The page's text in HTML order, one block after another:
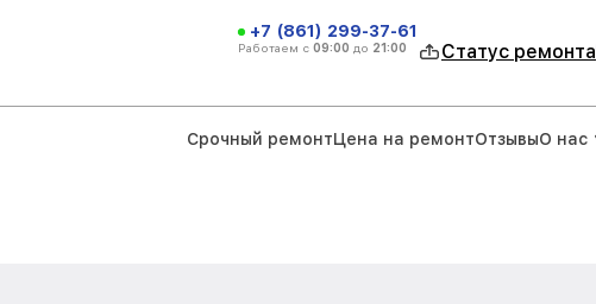
+7 (861) 299-37-61
Работаем с 09:00 до 21:00 Статус ремонта
Срочный ремонтЦена на ремонтОтзывыО нас